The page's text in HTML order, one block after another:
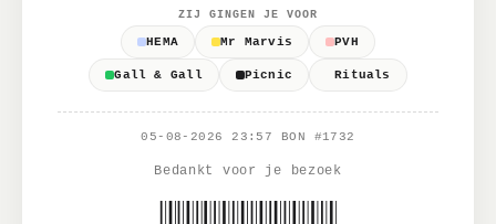
ZIJ GINGEN JE VOOR
HEMA Mr Marvis PVH
Gall & Gall Picnic Rituals
05-08-2026 23:57 BON #1732
Bedankt voor je bezoek